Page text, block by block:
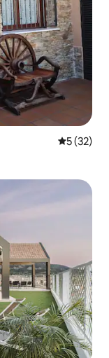
平均评分
5 (32)